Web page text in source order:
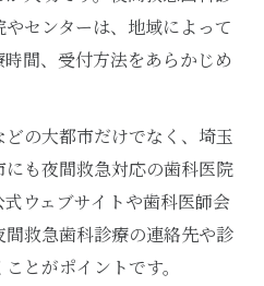
医者夜間救急の利用法
休日トラブルの対処ポイ
休日に使う際の心構え
の歯医者の探し方ガイド
医者が重要な理由
利用が安心につながる理
センターは、地域によって
間、受付方法をあらかじめ
の大都市だけでなく、埼玉
も夜間救急対応の歯科医院
ウェブサイトや歯科医師会
救急歯科診療の連絡先や診
とがポイントです。